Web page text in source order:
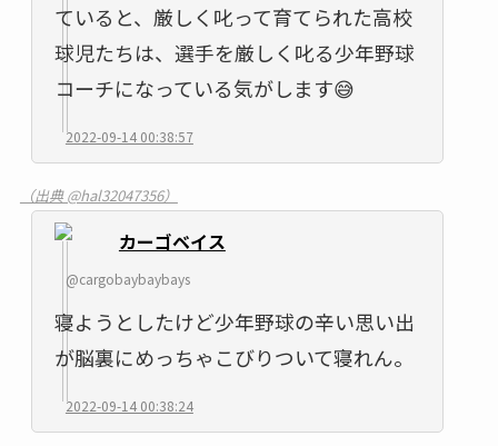
ていると、厳しく叱って育てられた高校
球児たちは、選手を厳しく叱る少年野球
コーチになっている気がします😅
2022-09-14 00:38:57
（出典 @hal32047356）
カーゴベイス
@cargobaybaybays
寝ようとしたけど少年野球の辛い思い出
が脳裏にめっちゃこびりついて寝れん。
2022-09-14 00:38:24